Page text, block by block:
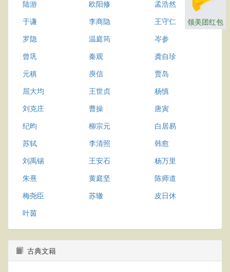
陆游
欧阳修
孟浩然
于谦
李商隐
王守仁
罗隐
温庭筠
岑参
曾巩
秦观
龚自珍
元稹
庾信
贾岛
屈大均
王世贞
杨慎
刘克庄
曹操
唐寅
纪昀
柳宗元
白居易
苏轼
李清照
韩愈
刘禹锡
王安石
杨万里
朱熹
黄庭坚
陈师道
梅尧臣
苏辙
皮日休
叶茵
古典文籍
领美团红包